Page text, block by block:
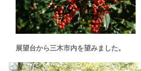
展望台から三木市内を望みました。